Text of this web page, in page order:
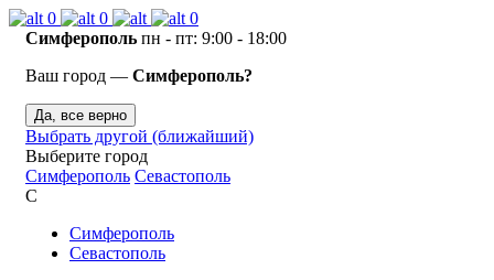
0 0
0
Симферополь пн - пт: 9:00 - 18:00
Ваш город — Симферополь?
Да, все верно
Выбрать другой (ближайший)
Выберите город
Симферополь Севастополь
С
Симферополь
Севастополь